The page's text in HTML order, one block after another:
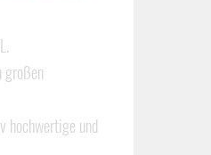
großen
hochwertige und